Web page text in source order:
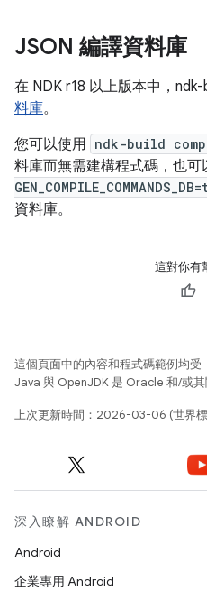
JSON 編譯資料庫
在 NDK r18 以上版本中，
料庫。
您可以使用 ndk-build
料庫而無需建構程式碼，也可
資料庫。
這對你有
這個頁面中的內容和程式碼範例均受
Java 與 OpenJDK 是 Oracle 和/或其
上次更新時間：2026-03-06 (世界標
深入瞭解 ANDROID
Android
企業專用 Android